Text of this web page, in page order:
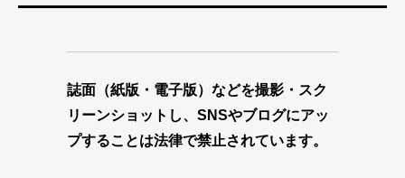
誌面（紙版・電子版）などを撮影・スク
リーンショットし、SNSやブログにアッ
プすることは法律で禁止されています。